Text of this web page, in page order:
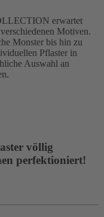
erwartet
Motiven.
Monster bis hin zu
Pflaster in
Auswahl an
völlig
perfektioniert!